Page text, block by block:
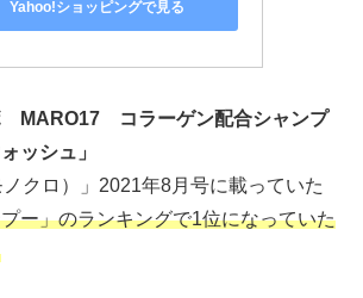
Yahoo!ショッピングで見る
MARO17 コラーゲン配合シャンプ
ォッシュ」
ノクロ）」2021年8月号に載っていた
ー」のランキングで1位になっていた